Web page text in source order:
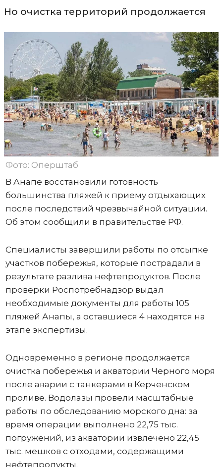
Но очистка территорий продолжается
Фото: Оперштаб
В Анапе восстановили готовность
большинства пляжей к приему отдыхающих
после последствий чрезвычайной ситуации.
Об этом сообщили в правительстве РФ.
Специалисты завершили работы по отсыпке
участков побережья, которые пострадали в
результате разлива нефтепродуктов. После
проверки Роспотребнадзор выдал
необходимые документы для работы 105
пляжей Анапы, а оставшиеся 4 находятся на
этапе экспертизы.
Одновременно в регионе продолжается
очистка побережья и акватории Черного моря
после аварии с танкерами в Керченском
проливе. Водолазы провели масштабные
работы по обследованию морского дна: за
время операции выполнено 22,75 тыс.
погружений, из акватории извлечено 22,45
тыс. мешков с отходами, содержащими
нефтепродукты.